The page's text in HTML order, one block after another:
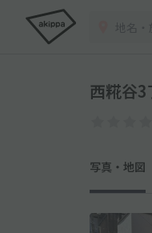
西糀谷
写真・地図